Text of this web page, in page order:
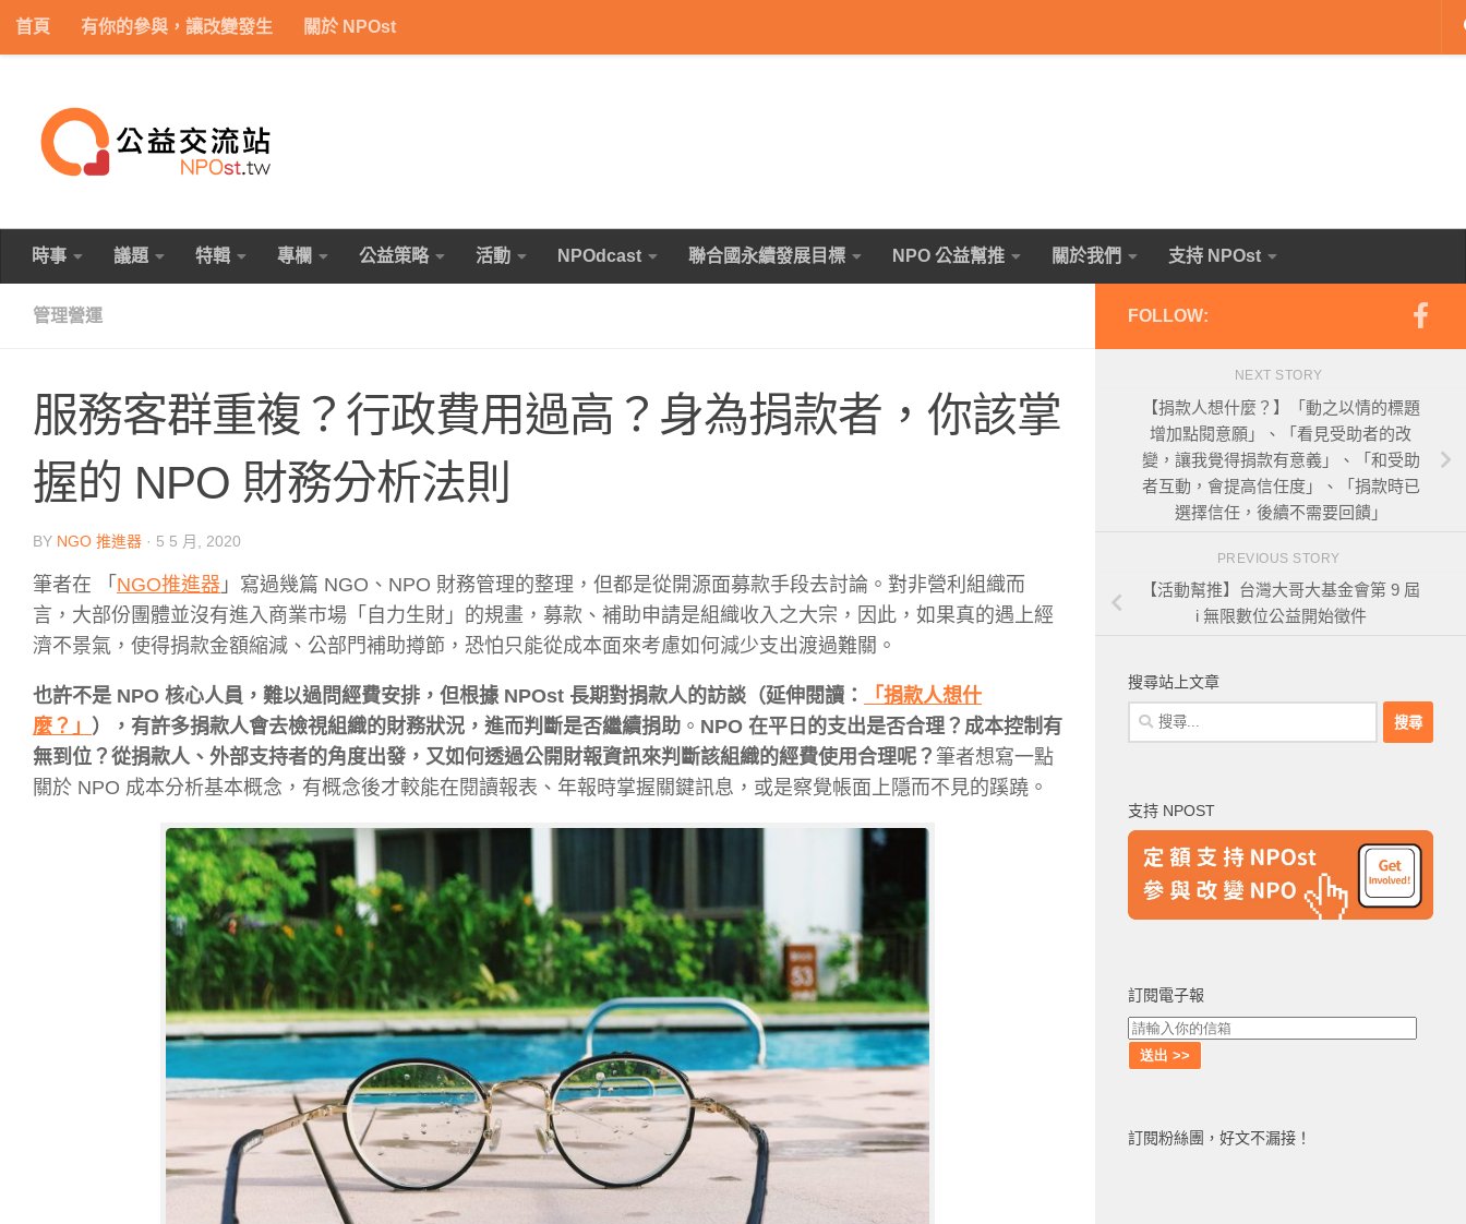
Skip to content
首頁 有你的參與，讓改變發生 關於 NPOst
時事 議題 特輯 專欄 公益策略 活動 NPOdcast 聯合國永續發展目標 NPO 公益幫推 關於我們 支持 NPOst
管理營運
服務客群重複？行政費用過高？身為捐款者，你該掌
握的 NPO 財務分析法則
BY NGO 推進器 · 5 5 月, 2020
筆者在 「 NGO推進器 」寫過幾篇 NGO、NPO 財務管理的整理，但都是從開源面募款手段去討論。對非營利組織而
言，大部份團體並沒有進入商業市場「自力生財」的規畫，募款、補助申請是組織收入之大宗，因此，如果真的遇上經
濟不景氣，使得捐款金額縮減、公部門補助撙節，恐怕只能從成本面來考慮如何減少支出渡過難關。
也許不是 NPO 核心人員，難以過問經費安排，但根據 NPOst 長期對捐款人的訪談（延伸閱讀：
「捐款人想什
麼？」 ），有許多捐款人會去檢視組織的財務狀況，進而判斷是否繼續捐助 。 NPO 在平日的支出是否合理？成本控制有
無到位？從捐款人、外部支持者的角度出發，又如何透過公開財報資訊來判斷該組織的經費使用合理呢？ 筆者想寫一點
關於 NPO 成本分析基本概念，有概念後才較能在閱讀報表、年報時掌握關鍵訊息，或是察覺帳面上隱而不見的蹊蹺。
FOLLOW:
NEXT STORY
【捐款人想什麼？】「動之以情的標題
增加點閱意願」、「看見受助者的改
變，讓我覺得捐款有意義」、「和受助
者互動，會提高信任度」、「捐款時已
選擇信任，後續不需要回饋」
PREVIOUS STORY
【活動幫推】台灣大哥大基金會第 9 屆
i 無限數位公益開始徵件
搜尋站上文章
搜
尋
字:
支持 NPOST
訂閱電子報
訂閱粉絲團，好文不漏接！